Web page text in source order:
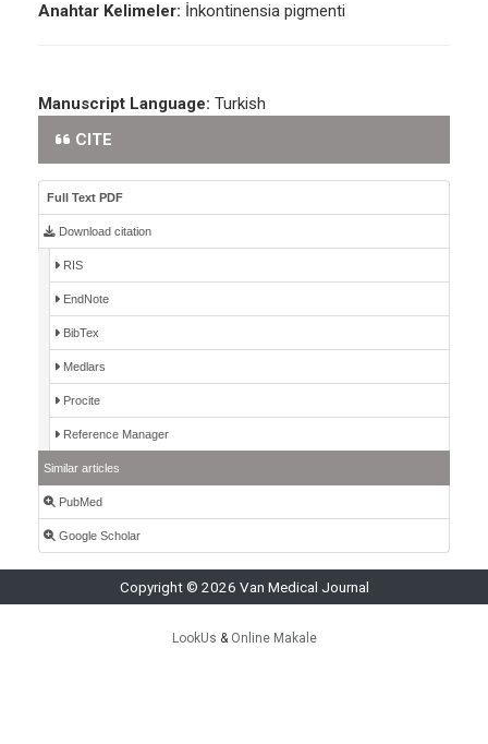
Anahtar Kelimeler: İnkontinensia pigmenti
Manuscript Language: Turkish
CITE
Full Text PDF
Download citation
RIS
EndNote
BibTex
Medlars
Procite
Reference Manager
Similar articles
PubMed
Google Scholar
Copyright © 2026 Van Medical Journal
LookUs & Online Makale